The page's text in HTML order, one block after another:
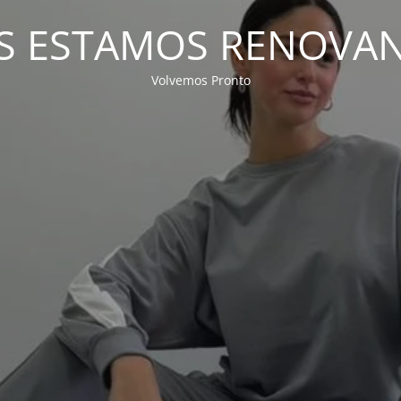
ESTAMOS
Volvemos Pronto